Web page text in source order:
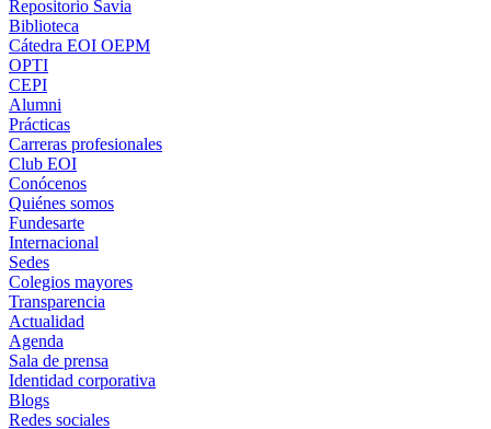
Repositorio Savia
Biblioteca
Cátedra EOI OEPM
OPTI
CEPI
Alumni
Prácticas
Carreras profesionales
Club EOI
Conócenos
Quiénes somos
Fundesarte
Internacional
Sedes
Colegios mayores
Transparencia
Actualidad
Agenda
Sala de prensa
Identidad corporativa
Blogs
Redes sociales